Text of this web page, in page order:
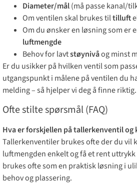
Diameter/mål(må passe kanal/
Om ventilen skal brukes tiltilluft
Om du ønsker en løsning som er
luftmengde
Behov for lavtstøynivåog minst
Er du usikker på hvilken ventil som
utgangspunkt i målene på ventilen du
melding – så hjelper vi deg å finne riktig.
Ofte stilte spørsmål (FAQ)
Hva er forskjellen på tallerkenventil og
Tallerkenventiler brukes ofte der du vil
luftmengden enkelt og få et rent
brukes ofte som en praktisk løsning i
behov og plassering.